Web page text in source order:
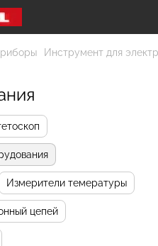
Инструмент для
Измерители темературы
цепей